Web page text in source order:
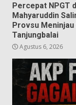
Percepat NPGT
Mahyaruddin
Provsu
Tanjungbalai
Agustus 6, 2026